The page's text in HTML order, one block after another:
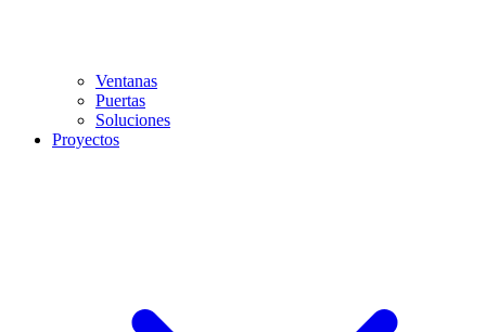
Ventanas
Puertas
Soluciones
Proyectos